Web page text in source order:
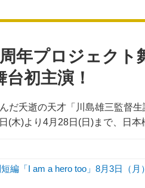
年プロジェク
初主演！
だ夭逝の天才「川島雄三監督
(木)より4月28日(日)まで、日
編「I am a hero too」8月3日（